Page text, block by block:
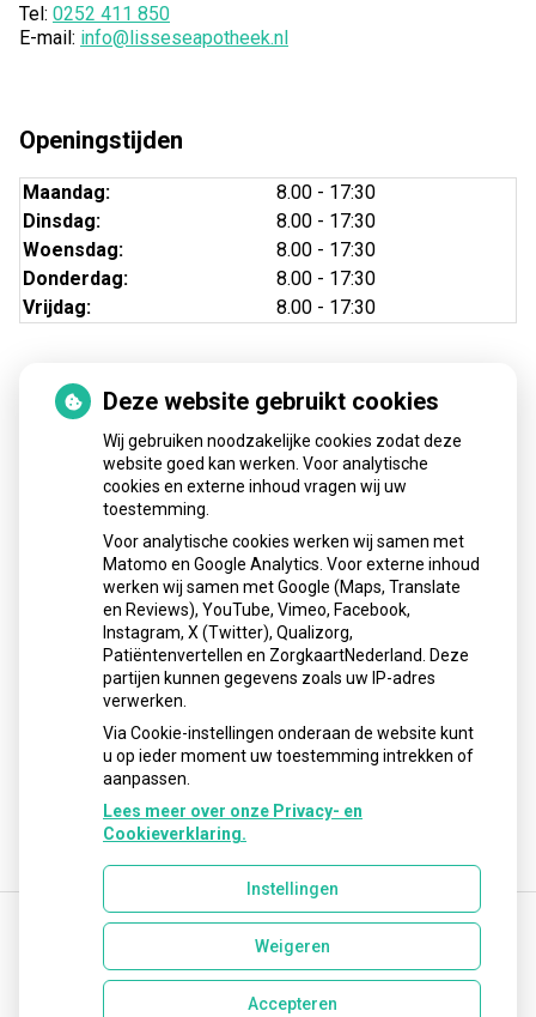
Tel: 0252 411 850
E-mail: info@lisseseapotheek.nl
Openingstijden
Maandag:
8.00 - 17:30
Dinsdag:
8.00 - 17:30
Woensdag:
8.00 - 17:30
Donderdag:
8.00 - 17:30
Vrijdag:
8.00 - 17:30
Nieuws
Sinds huisartsen afslankmedicijnen mogen voorschrijven,
neemt gebruik toe
Schurft sinds corona geen vergeten ziekte meer: aantal
uitbraken fors gestegen
Stoppen met afslankmedicijnen betekent zonder
leefstijlaanpassingen weer gewichtstoename
Kookadvies drinkwater in provincie Utrecht vanwege
besmetting
Terugroepactie babyvoeding Nestlé: bacterie kan baby’s
ziek maken
Uw Zorg Online |Beheer
info@lisseseapotheek.nl
Deze website gebruikt cookies
Wij gebruiken noodzakelijke cookies zodat deze
website goed kan werken. Voor analytische
cookies en externe inhoud vragen wij uw
toestemming.
Voor analytische cookies werken wij samen met
Matomo en Google Analytics. Voor externe inhoud
werken wij samen met Google (Maps, Translate
en Reviews), YouTube, Vimeo, Facebook,
Instagram, X (Twitter), Qualizorg,
Patiëntenvertellen en ZorgkaartNederland. Deze
partijen kunnen gegevens zoals uw IP-adres
verwerken.
Via Cookie-instellingen onderaan de website kunt
u op ieder moment uw toestemming intrekken of
aanpassen.
Lees meer over onze Privacy- en
Cookieverklaring.
Instellingen
Weigeren
Accepteren